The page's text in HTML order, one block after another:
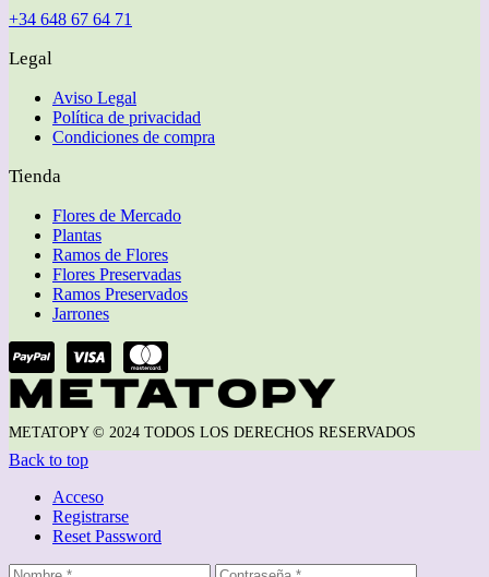
+34 648 67 64 71
Legal
Aviso Legal
Política de privacidad
Condiciones de compra
Tienda
Flores de Mercado
Plantas
Ramos de Flores
Flores Preservadas
Ramos Preservados
Jarrones
METATOPY © 2024 TODOS LOS DERECHOS RESERVADOS
Back to top
Acceso
Registrarse
Reset Password